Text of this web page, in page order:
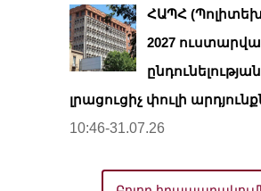
ՀԱՊՀ
2027 ուստարվա
ընդունելության
լրացուցիչ փուլի
10:46-31.07.26